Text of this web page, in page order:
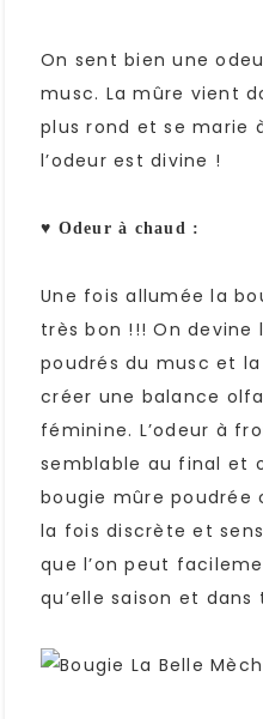
On sent bien une
musc. La mûre vient
plus rond et se marie
l’odeur est divine !
♥ Odeur à chaud :
Une fois allumée la
très bon !!! On devine
poudrés du musc et
créer une balance
féminine. L’odeur à
semblable au final et
bougie mûre poudrée
la fois discrète et
que l’on peut
qu’elle saison et